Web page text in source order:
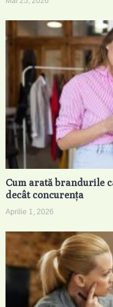
Cum arată brandurile
decât concurența
Aprilie 1, 2026